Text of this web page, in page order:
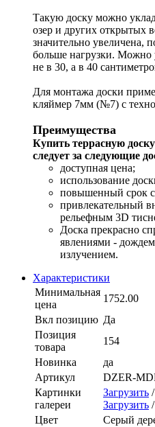
Такую доску можно
озер и других открытых
значительно увеличена,
больше нагрузки. Можно
не в 30, а в 40
Для монтажа доски
кляймер 7мм (№7) с
Преимущества
Купить террасную
следует за следующие
доступная цена;
использование
повышенный срок
привлекательный
рельефным 3D
Доска прекрасно
явлениями -
излучением.
Характеристики
Минимальная
цена
1752.00
Вкл позицию Да
Позиция
товара
154
Новинка
да
Артикул
DZER-
Картинки
галереи
Загрузить /
Загрузить /
Цвет
Серый